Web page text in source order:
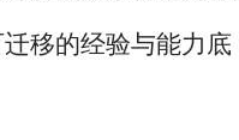
移的经验与能力底